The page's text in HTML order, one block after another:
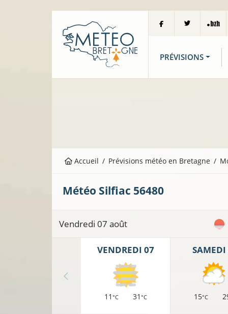
PRÉVISIONS
Accueil Prévisions météo en Bretagne
Météo Silfiac 56480
Vendredi 07 août
VENDREDI 07
11 °C 31 °C
SAMEDI
15°C